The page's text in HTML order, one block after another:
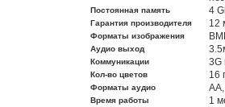
Постоянная память 4
Гарантия производителя 12
Форматы изображения
Аудио выход
Коммуникации 3G
Кол-во цветов 16
Форматы аудио
Время работы 1